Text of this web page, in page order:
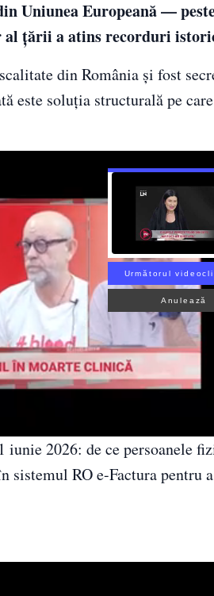
Uniunea Europeană —
al țării a atins recorduri
din România și fost
este soluția structurală pe
Următorul
Anulează
2026: de ce persoanele
RO e-Factura pentru